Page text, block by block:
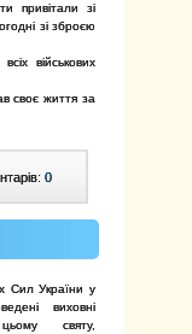
привітали зі
зі зброєю
військових
своє життя за
0
Сил України у
виховні
святу,